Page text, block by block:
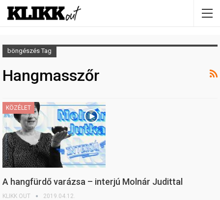
böngészés Tag
Hangmasszőr
KÖZÉLET
A hangfürdő varázsa – interjú Molnár Judittal
KLIKK OUT 2019.04.12.